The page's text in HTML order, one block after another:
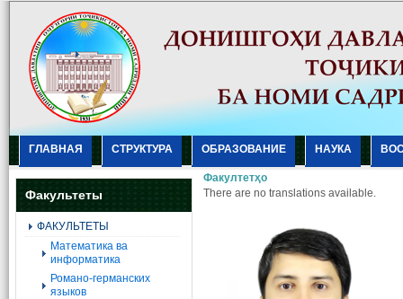
ГЛАВНАЯ СТРУКТУРА ОБРАЗОВАНИЕ НАУКА
Факультеты
ФАКУЛЬТЕТЫ
Mатематика ва
информатика
Романо-германских
языков
Факултетҳо
There are no translations available.